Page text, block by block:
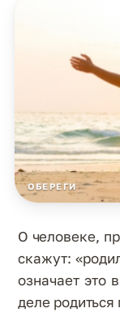
ОБЕРЕГИ
О человеке,
скажут:
означает это
деле родиться